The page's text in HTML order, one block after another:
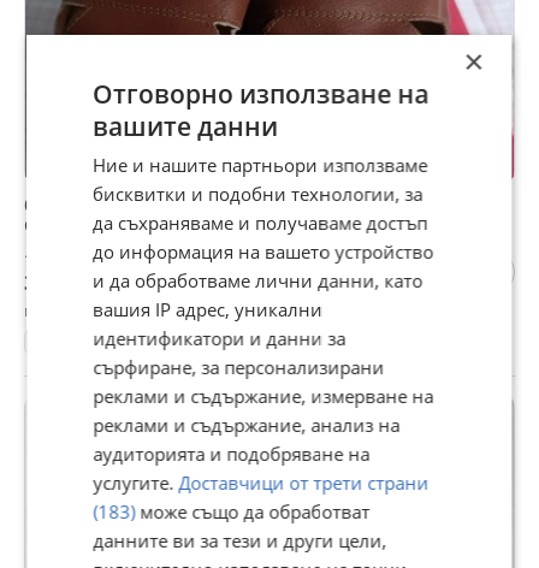
български мъжки кожени сандали номер 25.5.
Сандалите са нови.
16 €
31,29 лв
гр. Стара Загора, Център, 06 август
Естествена кожа
×
Отговорно използване на
вашите данни
Ние и нашите партньори използваме
бисквитки и подобни технологии, за
да съхраняваме и получаваме достъп
до информация на вашето устройство
и да обработваме лични данни, като
вашия IP адрес, уникални
идентификатори и данни за
сърфиране, за персонализирани
реклами и съдържание, измерване на
реклами и съдържание, анализ на
аудиторията и подобряване на
услугите.Доставчици от трети страни
(183)може също да обработват
данните ви за тези и други цели,